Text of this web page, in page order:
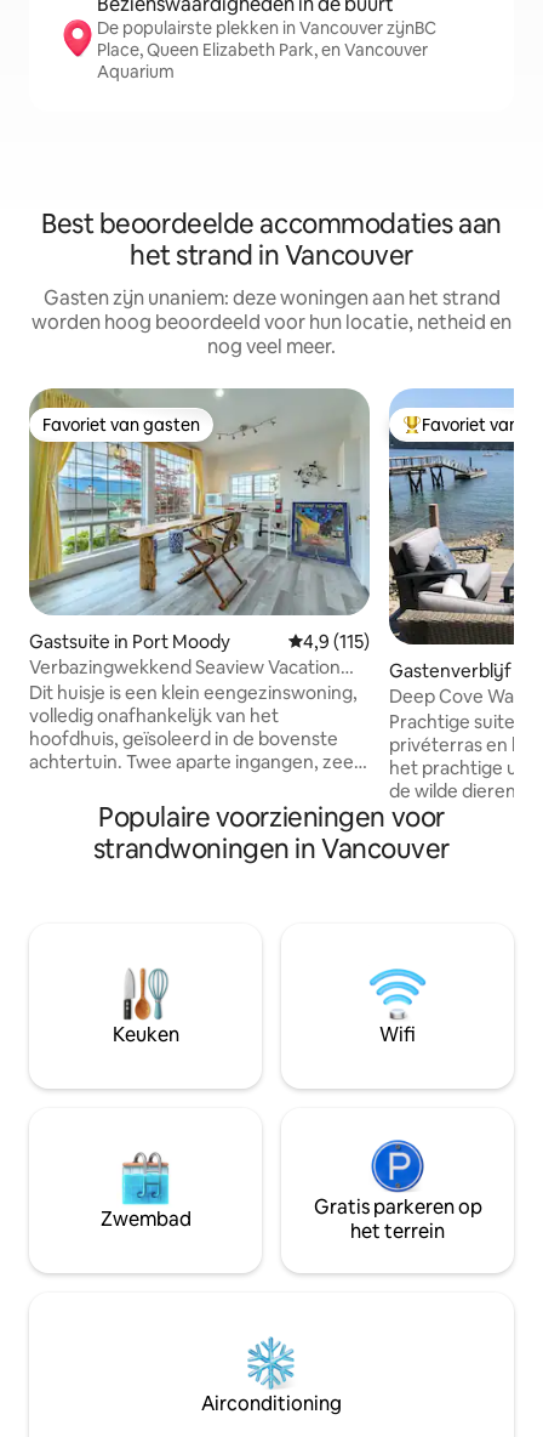
De populairste plekken in Vancouver zijnBC
Place, Queen Elizabeth Park, en Vancouver
Aquarium
Best beoordeelde accommodaties aan
het strand in Vancouver
Gasten zijn unaniem: deze woningen aan het strand
worden hoog beoordeeld voor hun locatie, netheid en
nog veel meer.
Favoriet van gasten
Favoriet van gasten
Gastsuite in Port Moody Gemiddelde beoordeling van
4,9 (115)
Verbazingwekkend Seaview Vacation
Cottage House
Dit huisje is een klein eengezinswoning,
volledig onafhankelijk van het
hoofdhuis, geïsoleerd in de bovenste
achtertuin. Twee aparte ingangen, zeer
buitenhaard. Gelegen naast de fusie van
Burnaby en Port Moody, door 35
minuten naar Downtown Vancouver te
in een nobele en rustige buurt.
Woonburen hier om rekening mee te
houden. Wees redelijk op en na 22.00
UUR. Er mag alleen buiten worden
huisdiervriendelijke plek, maar is alleen
plas en /of poep in de kamer, anders
wordt er ten minste $ 200 extra in
rekening gebracht. Het huisje is
omgeven door bos en tuin , zeer
normale woonwijk, soms zie je een
Topfavoriet van
Favoriet van
Gastenverblijf in
e
Deep Cove
Wheelhouse
Prachtige suite
privéterras en
het prachtige
de wilde dieren!
kan maximaal 4
Op een paar
charmante
SUPs, wandel
ontspan gewoon
natuur vanaf het
volledig
in het dorp.
Populaire voorzieningen voor
strandwoningen in Vancouver
Keuken Wifi
Zwembad
Gratis parkeren op
het terrein
Airconditioning